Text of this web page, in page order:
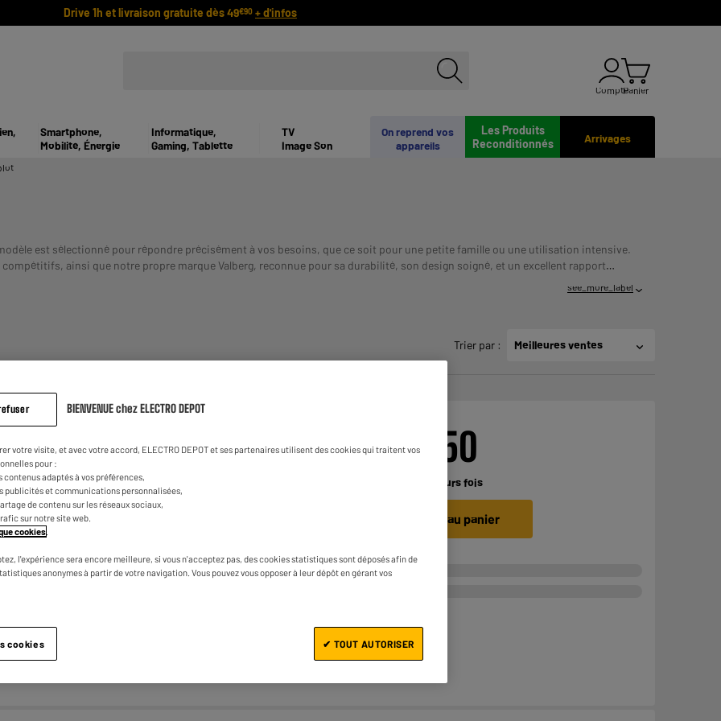
Drive 1h et livraison gratuite dès 49€90 + d'infos
ComptePanier
Arrivages
Les Produits
Reconditionnés
On reprend vos
appareils
Smartphone,
Mobilité, Énergie
Informatique,
Gaming, Tablette
TV
Image Son
est sélectionné pour répondre précisément à vos besoins, que ce soit pour une petite famille ou une utilisation intensive.
ainsi que notre propre marque Valberg, reconnue pour sa durabilité, son design soigné, et un excellent rapport
see_more_label
Trier par : Meilleures ventes
Comparer
QUALITÉ/PRIX
Lave-linge hublot 9 kg VALBERG WF
914 A-10 SD W566C
Vitesse d'essorage : 1400 t
269 50
plusieurs fois
Ajouter au panier
BIENVENUE chez ELECTRO DEPOT
votre visite, et avec votre accord, ELECTRO DEPOT et ses partenaires utilisent des cookies qui traitent vos
pour :
contenus adaptés à vos préférences,
publicités et communications personnalisées,
de contenu sur les réseaux sociaux,
sur notre site web.
cookies
l'expérience sera encore meilleure, si vous n'acceptez pas, des cookies statistiques sont déposés afin de
anonymes à partir de votre navigation. Vous pouvez vous opposer à leur dépôt en gérant vos
cookies ✔ TOUT AUTORISER